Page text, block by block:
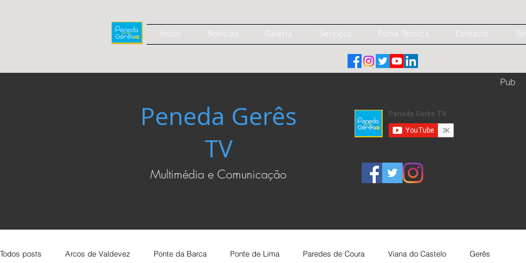
Início Notícias Galeria Serviços Ficha Técnica Contacto
Peneda Gerês
TV
Multimédia e Comunicação
Pub
Todos posts Arcos de Valdevez Ponte da Barca Ponte de Lima Paredes de Coura Viana do Castelo Gerês